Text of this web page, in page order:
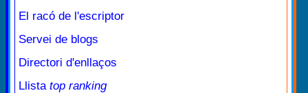
El racó de l'escriptor
Servei de blogs
Directori d'enllaços
Llista top ranking